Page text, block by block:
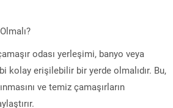
odası yerleşimi, banyo veya
kolay erişilebilir bir yerde olmalıdır. Bu,
ve temiz çamaşırların